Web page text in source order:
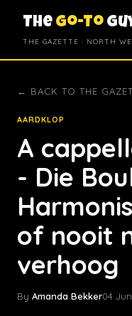
The Go-To
THE GAZETTE · NORTH
← BACK TO THE
AARDKLOP
A
- Die
of nooit
verhoog
By Amanda Bekker04